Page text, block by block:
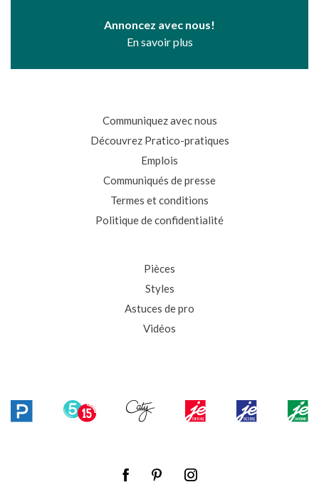
Annoncez avec nous!
En savoir plus
Communiquez avec nous
Découvrez Pratico-pratiques
Emplois
Communiqués de presse
Termes et conditions
Politique de confidentialité
Pièces
Styles
Astuces de pro
Vidéos